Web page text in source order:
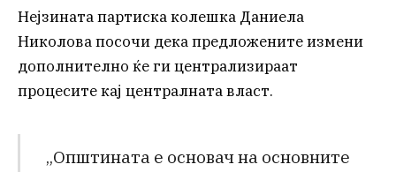
Нејзината партиска колешка Даниела
Николова посочи дека предложените измени
дополнително ќе ги централизираат
процесите кај централната власт.
„Општината е основач на основните